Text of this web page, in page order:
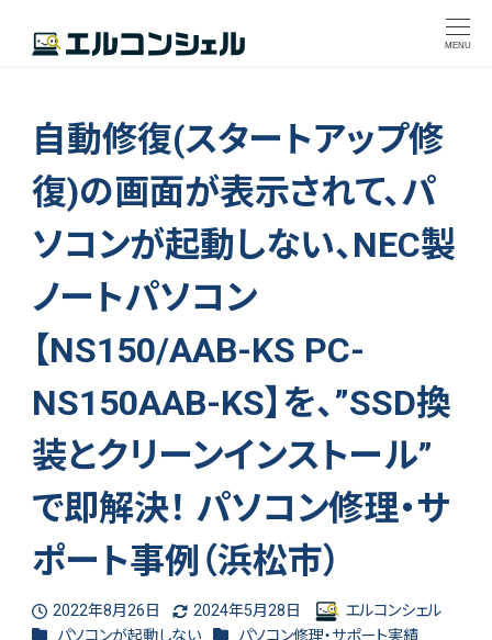
MENU
自動修復(スタートアップ修
復)の画面が表示されて、パ
ソコンが起動しない、NEC製
ノートパソコン
【NS150/AAB-KS PC-
NS150AAB-KS】を、”SSD換
装とクリーンインストール”
で即解決！ パソコン修理・サ
ポート事例（浜松市）
投稿日
2022年8月26日
更新日
2024年5月28日
著
エルコンシェル
カテゴリー
パソコンが起動しない カテゴリー
パソコン修理・サポート実績